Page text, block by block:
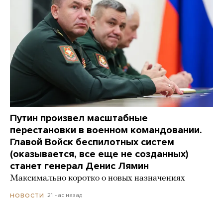
Путин произвел масштабные
перестановки в военном командовании.
Главой Войск беспилотных систем
(оказывается, все еще не созданных)
станет генерал Денис Лямин
Максимально коротко о новых назначениях
НОВОСТИ 21 час назад